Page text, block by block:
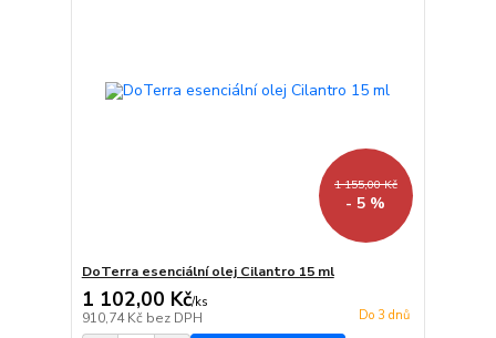
1 155,00 Kč
- 5 %
DoTerra esenciální olej Cilantro 15 ml
1 102,00 Kč/ks
910,74 Kč bez DPH Do 3 dnů